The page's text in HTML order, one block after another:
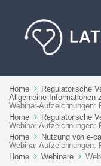
Home
Regulatorische
Allgemeine Informationen
Webinar-Aufzeichnungen:
Home
Regulatorische
Webinar-Aufzeichnungen:
Home
Nutzung von e-
Webinar-Aufzeichnungen:
Home
Webinare